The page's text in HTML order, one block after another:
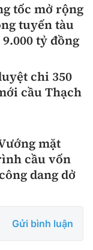
tốc mở rộng
tuyến tàu
tỷ đồng
chi 350
cầu Thạch
mặt
cầu vốn
dang dở
Gửi bình luận